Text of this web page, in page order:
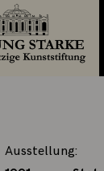
Ausstellung: